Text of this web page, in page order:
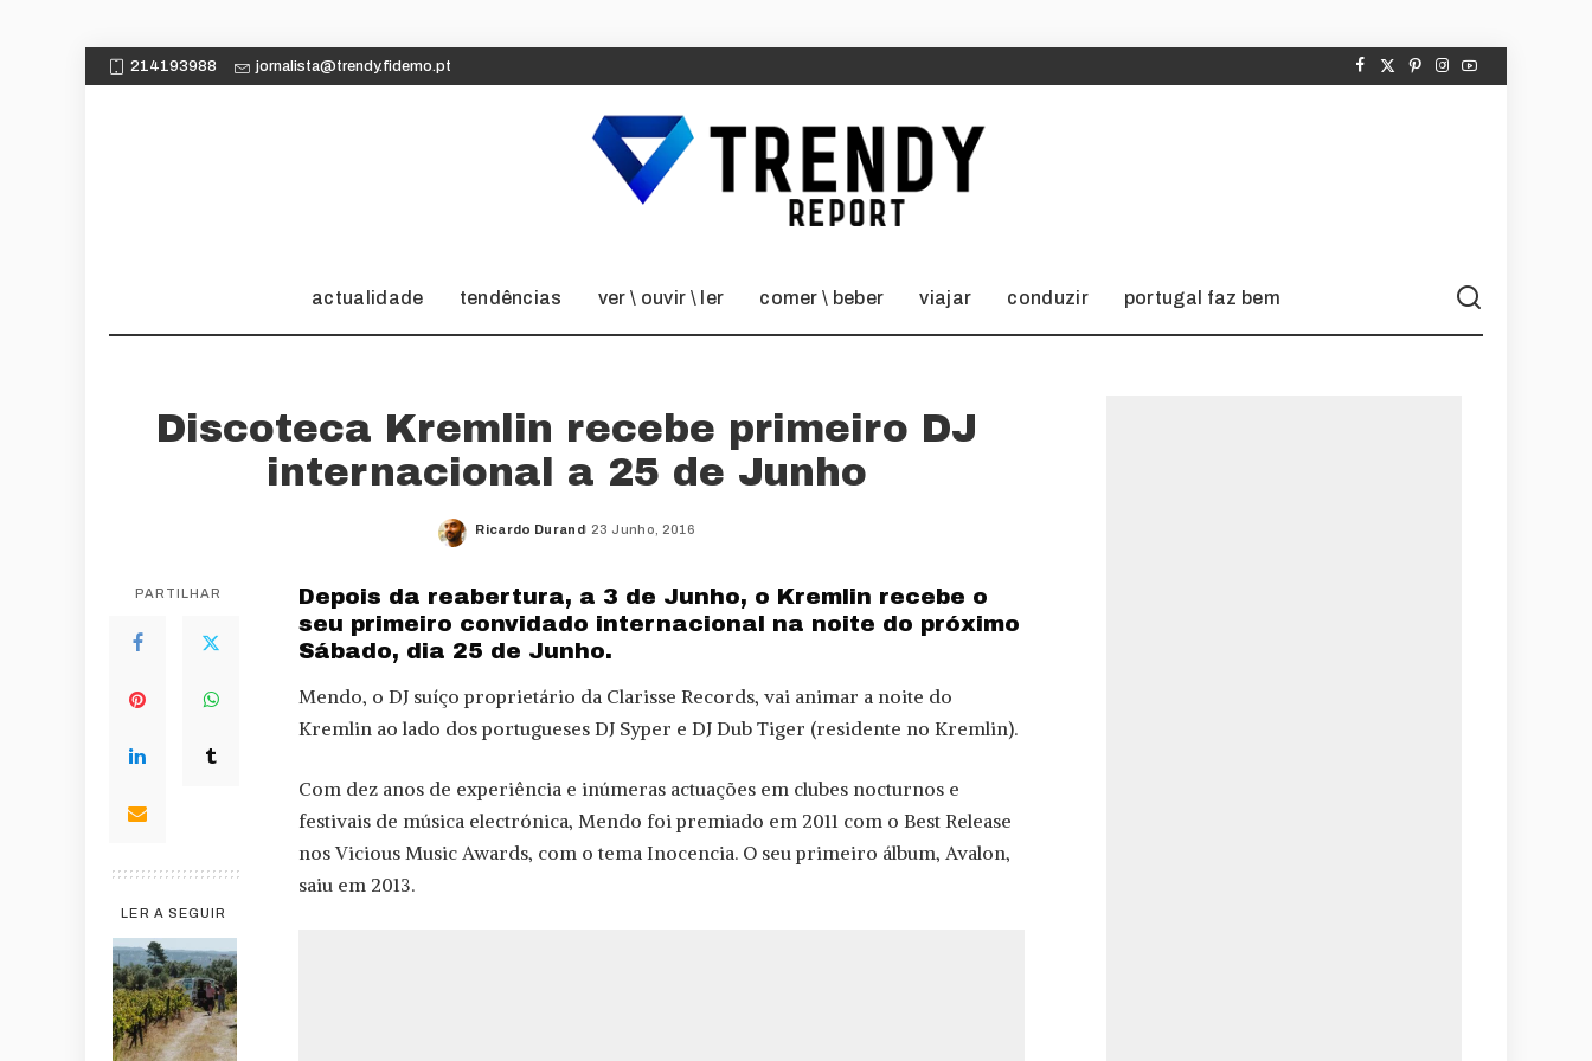
214193988 jornalista@trendy.fidemo.pt
actualidade tendências ver \ ouvir \ ler comer \ beber viajar conduzir portugal faz bem
Discoteca Kremlin recebe primeiro DJ
internacional a 25 de Junho
Posted
Ricardo Durand 23 Junho, 2016
PARTILHAR
LER A SEGUIR
Depois da reabertura, a 3 de Junho, o Kremlin recebe o
seu primeiro convidado internacional na noite do próximo
Sábado, dia 25 de Junho.
Mendo, o DJ suíço proprietário da Clarisse Records, vai animar a noite do
Kremlin ao lado dos portugueses DJ Syper e DJ Dub Tiger (residente no Kremlin).
Com dez anos de experiência e inúmeras actuações em clubes nocturnos e
festivais de música electrónica, Mendo foi premiado em 2011 com o Best Release
nos Vicious Music Awards, com o tema Inocencia. O seu primeiro álbum, Avalon,
saiu em 2013.